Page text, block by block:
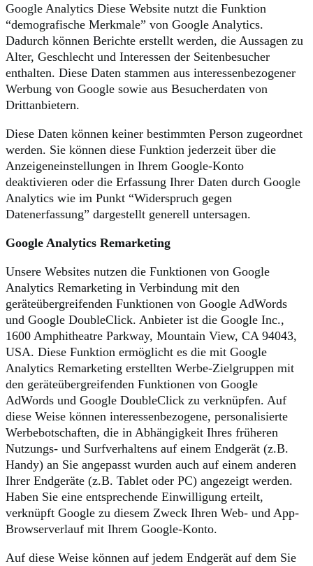
Google Analytics Diese Website nutzt die Funktion
“demografische Merkmale” von Google Analytics.
Dadurch können Berichte erstellt werden, die Aussagen zu
Alter, Geschlecht und Interessen der Seitenbesucher
enthalten. Diese Daten stammen aus interessenbezogener
Werbung von Google sowie aus Besucherdaten von
Drittanbietern.
Diese Daten können keiner bestimmten Person zugeordnet
werden. Sie können diese Funktion jederzeit über die
Anzeigeneinstellungen in Ihrem Google-Konto
deaktivieren oder die Erfassung Ihrer Daten durch Google
Analytics wie im Punkt “Widerspruch gegen
Datenerfassung” dargestellt generell untersagen.
Google Analytics Remarketing
Unsere Websites nutzen die Funktionen von Google
Analytics Remarketing in Verbindung mit den
geräteübergreifenden Funktionen von Google AdWords
und Google DoubleClick. Anbieter ist die Google Inc.,
1600 Amphitheatre Parkway, Mountain View, CA 94043,
USA. Diese Funktion ermöglicht es die mit Google
Analytics Remarketing erstellten Werbe-Zielgruppen mit
den geräteübergreifenden Funktionen von Google
AdWords und Google DoubleClick zu verknüpfen. Auf
diese Weise können interessenbezogene, personalisierte
Werbebotschaften, die in Abhängigkeit Ihres früheren
Nutzungs- und Surfverhaltens auf einem Endgerät (z.B.
Handy) an Sie angepasst wurden auch auf einem anderen
Ihrer Endgeräte (z.B. Tablet oder PC) angezeigt werden.
Haben Sie eine entsprechende Einwilligung erteilt,
verknüpft Google zu diesem Zweck Ihren Web- und App-
Browserverlauf mit Ihrem Google-Konto.
Auf diese Weise können auf jedem Endgerät auf dem Sie